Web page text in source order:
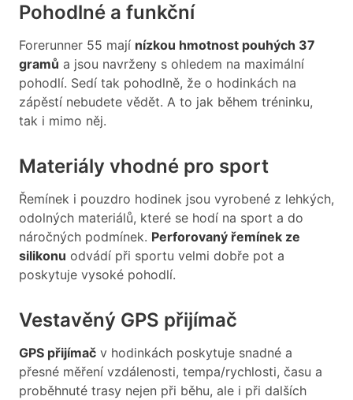
Pohodlné a funkční
Forerunner 55 mají nízkou hmotnost pouhých 37
gramů a jsou navrženy s ohledem na maximální
pohodlí. Sedí tak pohodlně, že o hodinkách na
zápěstí nebudete vědět. A to jak během tréninku,
tak i mimo něj.
Materiály vhodné pro sport
Řemínek i pouzdro hodinek jsou vyrobené z lehkých,
odolných materiálů, které se hodí na sport a do
náročných podmínek. Perforovaný řemínek ze
silikonu odvádí při sportu velmi dobře pot a
poskytuje vysoké pohodlí.
Vestavěný GPS přijímač
GPS přijímač v hodinkách poskytuje snadné a
přesné měření vzdálenosti, tempa/rychlosti, času a
proběhnuté trasy nejen při běhu, ale i při dalších